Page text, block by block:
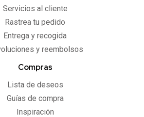
Servicios al cliente
Rastrea tu pedido
Entrega y recogida
y reembolsos
Compras
Lista de deseos
Guías de compra
Inspiración